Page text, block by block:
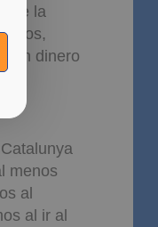
de la
en dinero
menos
al
al ir al